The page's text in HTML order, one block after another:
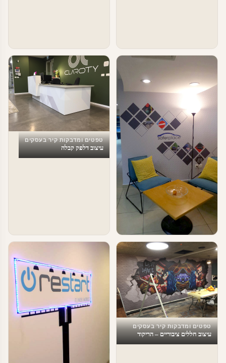
טפטים ומדבקות קיר בעסקים
מדבקות לחדר המתנה
טפטים ומדבקות קיר בעסקים
עיצוב דלפק קבלה
טפטים ומדבקות קיר בעסקים
עיצוב חללים ציבוריים – הריקוד
האחרון